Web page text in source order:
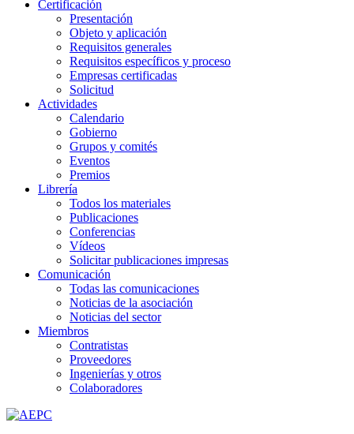
Certificación
Presentación
Objeto y aplicación
Requisitos generales
Requisitos específicos y proceso
Empresas certificadas
Solicitud
Actividades
Calendario
Gobierno
Grupos y comités
Eventos
Premios
Librería
Todos los materiales
Publicaciones
Conferencias
Vídeos
Solicitar publicaciones impresas
Comunicación
Todas las comunicaciones
Noticias de la asociación
Noticias del sector
Miembros
Contratistas
Proveedores
Ingenierías y otros
Colaboradores